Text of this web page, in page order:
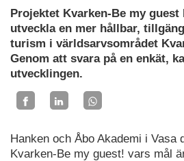
Projektet Kvarken-Be my
utveckla en mer hållbar,
turism i världsarvsområdet
Genom att svara på en enkät,
utvecklingen.
Hanken och Åbo Akademi i Vasa
Kvarken-Be my guest! vars mål